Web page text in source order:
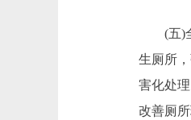
(五)全
生厕所
害化处
改善厕所